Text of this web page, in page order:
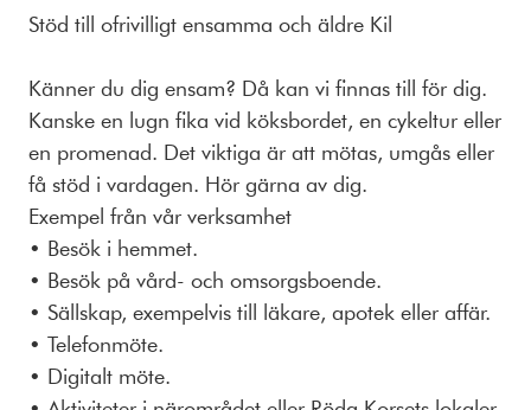
Stöd till ofrivilligt ensamma och äldre Kil
Känner du dig ensam? Då kan vi finnas till för dig.
Kanske en lugn fika vid köksbordet, en cykeltur eller
en promenad. Det viktiga är att mötas, umgås eller
få stöd i vardagen. Hör gärna av dig.
Exempel från vår verksamhet
• Besök i hemmet.
• Besök på vård- och omsorgsboende.
• Sällskap, exempelvis till läkare, apotek eller affär.
• Telefonmöte.
• Digitalt möte.